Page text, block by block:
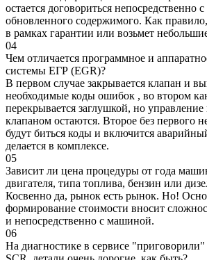
остается договориться непосредственно
обновленного содержимого. Как
в рамках гарантии или возьмет
04
Чем отличается программное и
системы ЕГР (EGR)?
В первом случае закрывается клапан и
необходимые коды ошибок , во втором
перекрывается заглушкой, но управление
клапаном остаются. Второе без первого
будут биться коды и включится
делается в комплексе.
05
Зависит ли цена процедуры от года
двигателя, типа топлива, бензин или
Косвенно да, рынок есть рынок. Но!
формирование стоимости вносит
и непосредственно с машиной.
06
На диагностике в сервисе